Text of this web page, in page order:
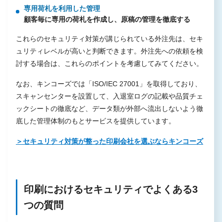
専用荷札を利用した管理
顧客毎に専用の荷札を作成し、原稿の管理を徹底する
これらのセキュリティ対策が講じられている外注先は、セキ
ュリティレベルが高いと判断できます。外注先への依頼を検
討する場合は、これらのポイントを考慮してみてください。
なお、キンコーズでは「ISO/IEC 27001」を取得しており、
スキャンセンターを設置して、入退室ログの記載や品質チェ
ックシートの徹底など、データ類が外部へ流出しないよう徹
底した管理体制のもとサービスを提供しています。
＞セキュリティ対策が整った印刷会社を選ぶならキンコーズ
印刷におけるセキュリティでよくある3
つの質問